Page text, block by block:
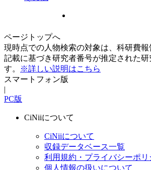
ページトップへ
現時点での人物検索の対象は、科研費報
記載に基づき研究者番号が推定された
す。
※詳しい説明はこちら
スマートフォン版
|
PC版
CiNiiについて
CiNiiについて
収録データベース一覧
利用規約・プライバシーポリ
個人情報の扱いについて